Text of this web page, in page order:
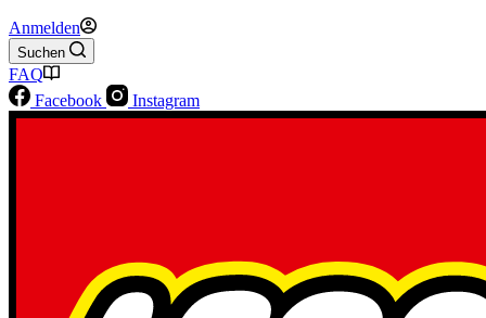
Anmelden
Suchen
FAQ
Facebook
Instagram